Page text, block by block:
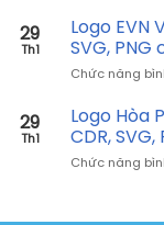
29
Th1
Logo EVN
SVG, PNG
Chức năng
29
Th1
Logo Hòa
CDR,
Chức năng